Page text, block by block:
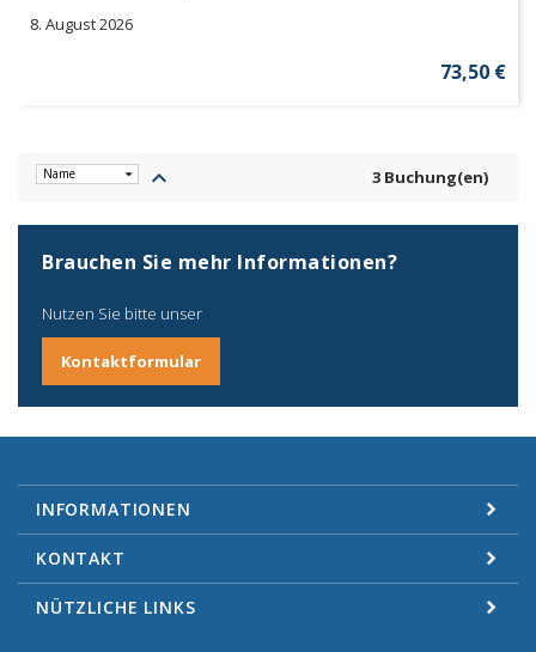
8. August 2026
73,50 €
keyboard_arrow_up 3 Buchung(en)
Brauchen Sie mehr Informationen?
Nutzen Sie bitte unser
Kontaktformular
INFORMATIONEN
KONTAKT
NÜTZLICHE LINKS